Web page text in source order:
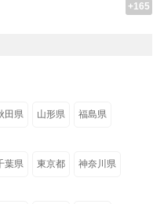
+165
田県 山形県 福島県
葉県 東京都 神奈川県